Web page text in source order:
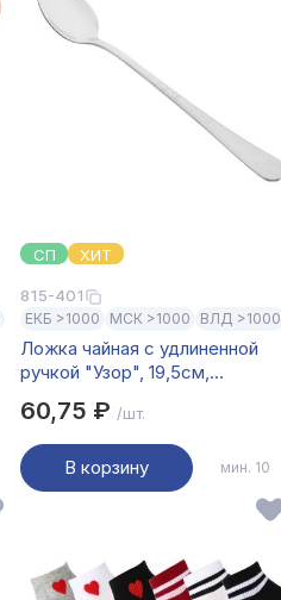
СП ХИТ
815-401
ЕКБ >1000 МСК >1000 ВЛД >1000
Ложка чайная с удлиненной
ручкой "Узор", 19,5см,
60,75 ₽ /шт.
В корзину мин. 10